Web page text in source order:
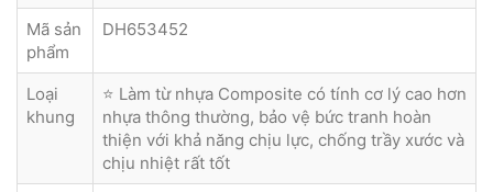
Mã sản
phẩm
DH653452
Loại
khung
⭐ Làm từ nhựa Composite có tính cơ lý cao hơn
nhựa thông thường, bảo vệ bức tranh hoàn
thiện với khả năng chịu lực, chống trầy xước và
chịu nhiệt rất tốt